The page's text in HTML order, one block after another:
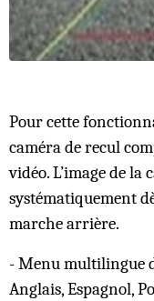
Pour cette
caméra de recul
vidéo. L’image de la
systématiquement
marche arrière.
- Menu multilingue
Anglais, Espagnol,